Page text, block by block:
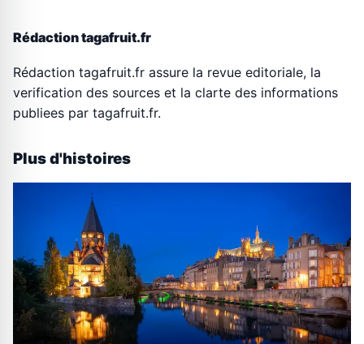
Rédaction tagafruit.fr
Rédaction tagafruit.fr assure la revue editoriale, la
verification des sources et la clarte des informations
publiees par tagafruit.fr.
Plus d'histoires